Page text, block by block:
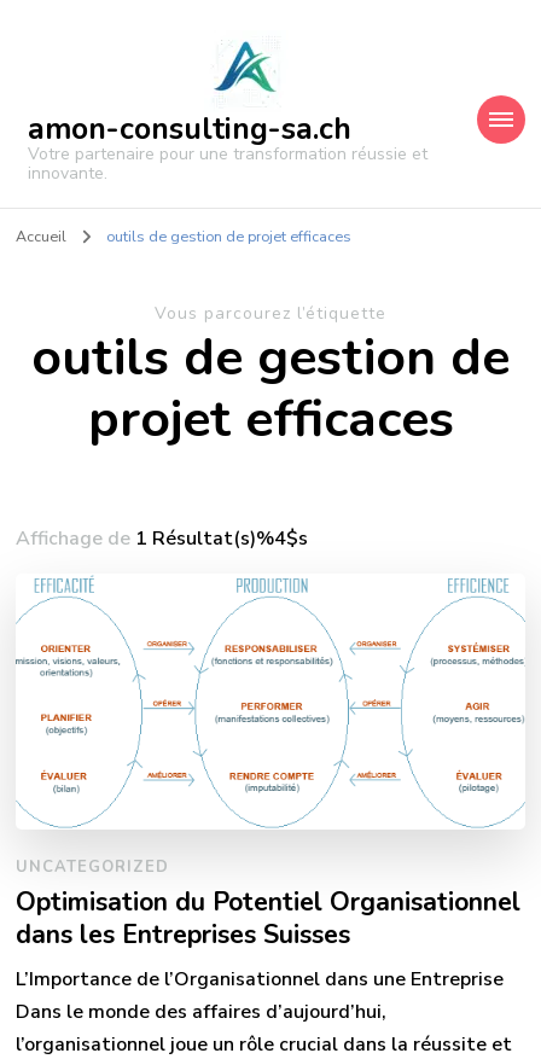
amon-consulting-sa.ch
Votre partenaire pour une transformation réussie et
innovante.
Accueil outils de gestion de projet efficaces
Vous parcourez l’étiquette
outils de gestion de
projet efficaces
Affichage de 1 Résultat(s)%4$s
UNCATEGORIZED
Optimisation du Potentiel Organisationnel
dans les Entreprises Suisses
L’Importance de l’Organisationnel dans une Entreprise
Dans le monde des affaires d’aujourd’hui,
l’organisationnel joue un rôle crucial dans la réussite et